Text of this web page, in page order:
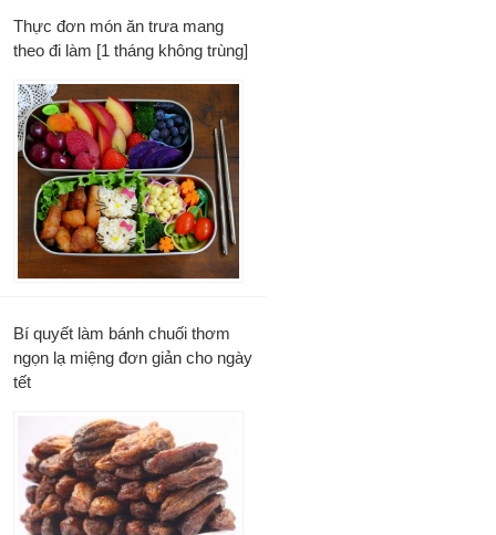
Thực đơn món ăn trưa mang
theo đi làm [1 tháng không trùng]
Bí quyết làm bánh chuối thơm
ngọn lạ miệng đơn giản cho ngày
tết